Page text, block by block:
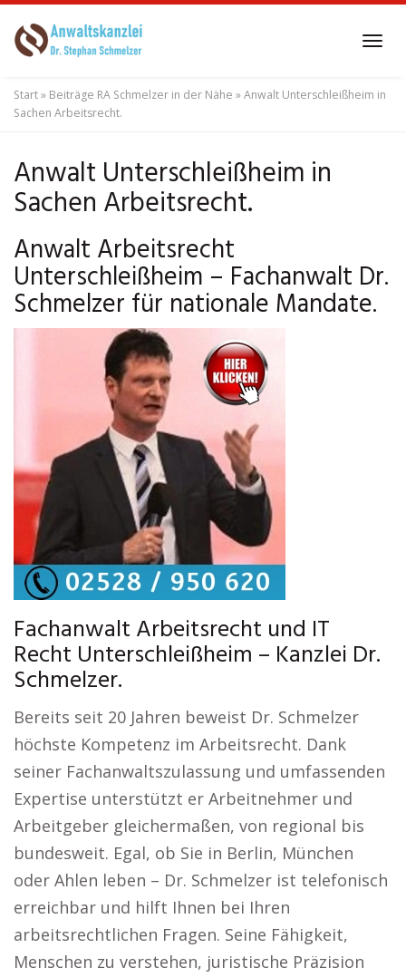
to
content
Start» Beiträge RA Schmelzer in der Nähe »Anwalt Unterschleißheim in
Sachen Arbeitsrecht.
Anwalt Unterschleißheim in
Sachen Arbeitsrecht.
Anwalt Arbeitsrecht
Unterschleißheim – Fachanwalt Dr.
Schmelzer für nationale Mandate.
Fachanwalt Arbeitsrecht und IT
Recht Unterschleißheim – Kanzlei Dr.
Schmelzer.
Bereits seit 20 Jahren beweist Dr. Schmelzer
höchste Kompetenz im Arbeitsrecht. Dank
seiner Fachanwaltszulassung und umfassenden
Expertise unterstützt er Arbeitnehmer und
Arbeitgeber gleichermaßen, von regional bis
bundesweit. Egal, ob Sie in Berlin, München
oder Ahlen leben – Dr. Schmelzer ist telefonisch
erreichbar und hilft Ihnen bei Ihren
arbeitsrechtlichen Fragen. Seine Fähigkeit,
Menschen zu verstehen, juristische Präzision